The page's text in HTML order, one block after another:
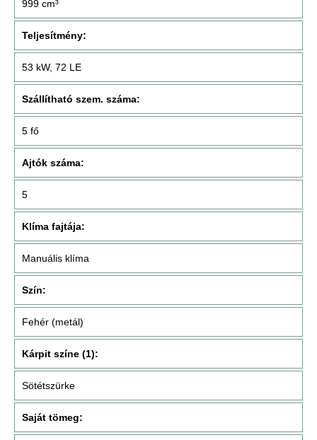
999 cm³
Teljesítmény:
53 kW, 72 LE
Szállítható szem. száma:
5 fő
Ajtók száma:
5
Klíma fajtája:
Manuális klíma
Szín:
Fehér (metál)
Kárpit színe (1):
Sötétszürke
Saját tömeg: